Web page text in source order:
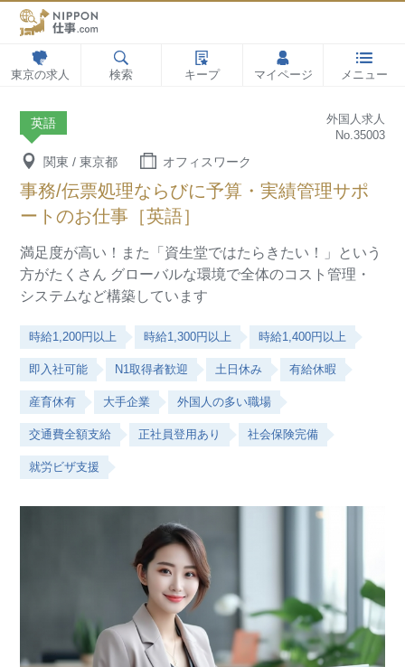
東京の求人 検索 キープ マイページ メニュー
英語
外国人求人
No.35003
関東 / 東京都 オフィスワーク
事務/伝票処理ならびに予算・実績管理サポ
ートのお仕事［英語］
満足度が高い！また「資生堂ではたらきたい！」という
方がたくさん グローバルな環境で全体のコスト管理・
システムなど構築しています
時給1,200円以上 時給1,300円以上 時給1,400円以上
即入社可能 N1取得者歓迎 土日休み 有給休暇
産育休有 大手企業 外国人の多い職場
交通費全額支給 正社員登用あり 社会保険完備
就労ビザ支援